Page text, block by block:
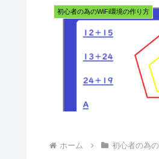
初心者の為のWiFi環境の作り方
ホーム 初心者の為